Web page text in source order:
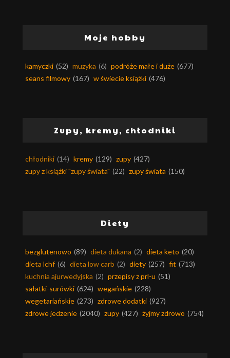
Moje hobby
kamyczki (52) muzyka (6) podróże małe i duże (677)
seans filmowy (167) w świecie książki (476)
Zupy, kremy, chłodniki
chłodniki (14) kremy (129) zupy (427)
zupy z książki "zupy świata" (22) zupy świata (150)
Diety
bezglutenowo (89) dieta dukana (2) dieta keto (20)
dieta lchf (6) dieta low carb (2) diety (257) fit (713)
kuchnia ajurwedyjska (2) przepisy z prl-u (51)
sałatki-surówki (624) wegańskie (228)
wegetariańskie (273) zdrowe dodatki (927)
zdrowe jedzenie (2040) zupy (427) żyjmy zdrowo (754)